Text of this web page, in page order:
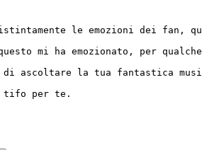
le emozioni dei fan,
mi ha emozionato, per
di ascoltare la tua fantastica
tifo per te.